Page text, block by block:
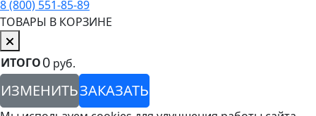
8 (800) 551-85-89
ТОВАРЫ В КОРЗИНЕ
ИТОГО0 руб.
ИЗМЕНИТЬЗАКАЗАТЬ